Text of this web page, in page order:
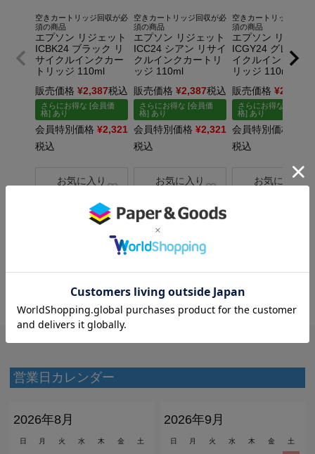
空きカートリッジ回収が必
須の商品
エプソン リジェット
ICBK24 ブラック リ
サイクルインクカー
トリッジ 110ml
販売価格 ¥2,387税込
さらにお得な [会員価
格] あり
会員特別価格 ¥2,321
税込
お気に入り
空きカートリッジ回収が必
須の商品
エプソン リジェット
ICC24 シアン リサイ
クルインクカートリ
ッジ 110ml
販売価格 ¥2,387税込
さらにお得な [会員価
格] あり
会員特別価格 ¥2,321
税込
お気に入り
空きカートリッジ回収
須の商品
エプソン リジェ
ICGY24 グレー リ
イクルインクカー
リッジ 110ml
販売価格 ¥2,387
さらにお得な [会員価
格] あり
会員特別価格
税込
お気に入り
営業日カレンダー
2026年8月
日 月 火 水 木 金 土
2026年9月
日 月 火 水 木 金 土